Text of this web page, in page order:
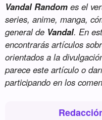
Vandal Random es el
series, anime, manga,
general de Vandal. En
encontrarás artículos
orientados a la
parece este artículo o
participando en los